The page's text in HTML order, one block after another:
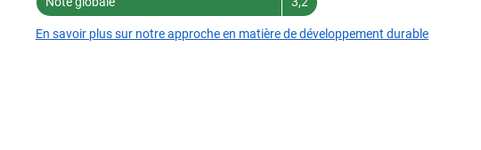
En savoir plus sur notre approche en matière de développement durable